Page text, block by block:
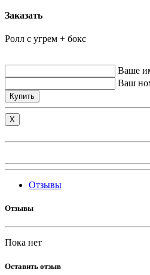
Заказать
Ролл с угрем + бокс
Ваше
Ваш
Купить
X
Отзывы
Отзывы
Пока нет
Оставить отзыв